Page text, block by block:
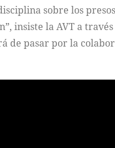
sobre los
insiste la AVT a
de pasar por la